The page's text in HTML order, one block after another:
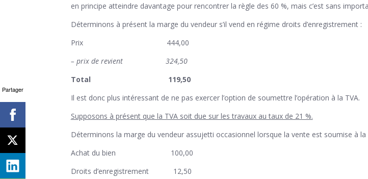
en principe atteindre davantage pour rencontrer la règle des 60 %, mais c’est sans
Déterminons à présent la marge du vendeur s’il vend en régime droits d’enregistrement :
Prix 444,00
– prix de revient 324,50
Total 119,50
Il est donc plus intéressant de ne pas exercer l’option de soumettre l’opération à la TVA.
Supposons à présent que la TVA soit due sur les travaux au taux de 21 %.
Déterminons la marge du vendeur assujetti occasionnel lorsque la vente est soumise à la
Achat du bien 100,00
Droits d’enregistrement 12,50
search
Partager